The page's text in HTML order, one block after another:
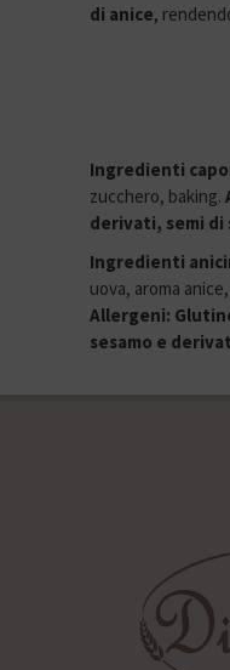
di anice,
Ingredienti
zucchero, baking.
derivati, semi di
Ingredienti
uova, aroma
Allergeni:
sesamo e